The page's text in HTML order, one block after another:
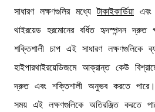
সাধারণ লক্ষণগুলির মধ্যেটাকাইকার্ডিয়া এবং
থাইরয়েড হরমোনের বর্ধিত হৃদস্পন্দন দ্রুত
শক্তিশালী চাপ এই সাধারণ লক্ষণগুলিকে
হাইপারথাইরয়েডিজমে আক্রান্ত কেউ
দ্রুত এবং শক্তিশালী অনুভব করতে পারে।
সময় এই লক্ষণগুলিকে অতিরঞ্জিত করতে